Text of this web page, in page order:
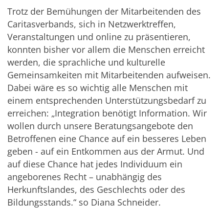
Trotz der Bemühungen der Mitarbeitenden des
Caritasverbands, sich in Netzwerktreffen,
Veranstaltungen und online zu präsentieren,
konnten bisher vor allem die Menschen erreicht
werden, die sprachliche und kulturelle
Gemeinsamkeiten mit Mitarbeitenden aufweisen.
Dabei wäre es so wichtig alle Menschen mit
einem entsprechenden Unterstützungsbedarf zu
erreichen: „Integration benötigt Information. Wir
wollen durch unsere Beratungsangebote den
Betroffenen eine Chance auf ein besseres Leben
geben - auf ein Entkommen aus der Armut. Und
auf diese Chance hat jedes Individuum ein
angeborenes Recht – unabhängig des
Herkunftslandes, des Geschlechts oder des
Bildungsstands.“ so Diana Schneider.